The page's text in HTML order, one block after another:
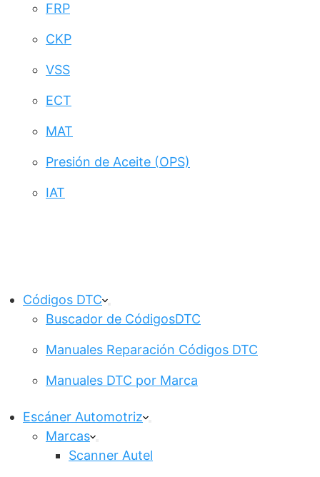
FRP
CKP
VSS
ECT
MAT
Presión de Aceite (OPS)
IAT
Códigos DTC
Buscador de CódigosDTC
Manuales Reparación Códigos DTC
Manuales DTC por Marca
Escáner Automotriz
Marcas
Scanner Autel